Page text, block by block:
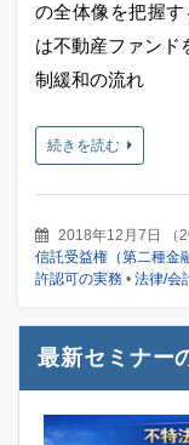
の全体像を把握
は不動産ファンド
制緩和の流れ
続きを読む
2018年12月7日 （
信託受益権（第二種金
許認可の実務 • 法律/会
最新セミナー